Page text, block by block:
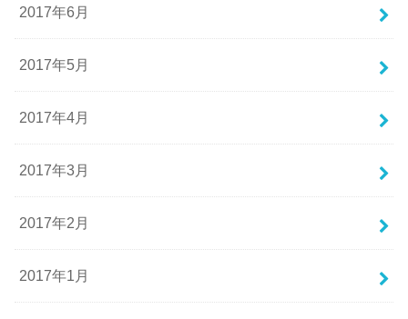
2017年6月
2017年5月
2017年4月
2017年3月
2017年2月
2017年1月